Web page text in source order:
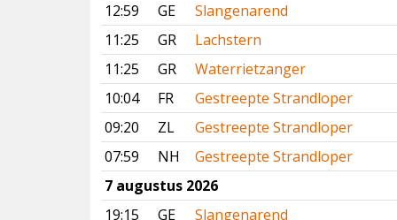
12:59
GE
Slangenarend
11:25
GR
Lachstern
11:25
GR
Waterrietzanger
10:04
FR
Gestreepte Strandloper
09:20
ZL
Gestreepte Strandloper
07:59
NH
Gestreepte Strandloper
7 augustus 2026
19:15
GE Slangenarend